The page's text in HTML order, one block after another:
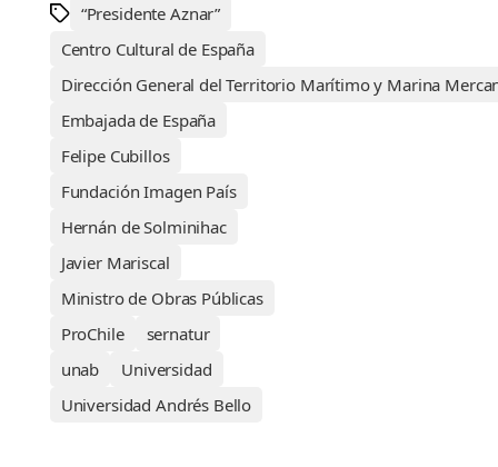
“Presidente Aznar”
Centro Cultural de España
Dirección General del Territorio Marítimo y Marina
Embajada de España
Felipe Cubillos
Fundación Imagen País
Hernán de Solminihac
Javier Mariscal
Ministro de Obras Públicas
ProChile
sernatur
unab
Universidad
Universidad Andrés Bello